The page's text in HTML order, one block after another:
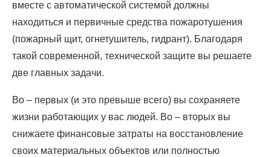
вместе с автоматической системой должны
находиться и первичные средства пожаротушения
(пожарный щит, огнетушитель, гидрант). Благодаря
такой современной, технической защите вы решаете
две главных задачи.
Во – первых (и это превыше всего) вы сохраняете
жизни работающих у вас людей. Во – вторых вы
снижаете финансовые затраты на восстановление
своих материальных объектов или полностью